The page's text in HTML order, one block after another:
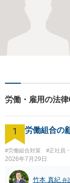
労働・雇用の法
1 労働組合の
#労働組合対策 #正社員
2026年7月29日
竹本 真紀 弁